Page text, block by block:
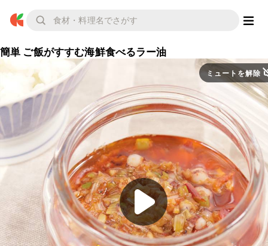
簡単 ご飯がすすむ海鮮食べるラー油
ミュートを解除